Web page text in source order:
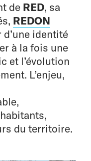
de RED, sa
REDON
identité
à la fois une
et l’évolution
L’enjeu,
du territoire.